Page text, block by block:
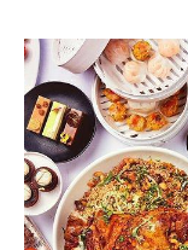
insolite
/ Robes